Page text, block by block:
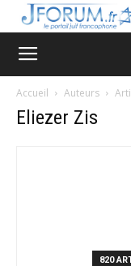
Accueil Auteurs
Eliezer Zis
820